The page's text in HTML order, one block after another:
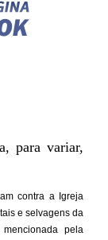
para variar,
contra a Igreja
e selvagens da
pela